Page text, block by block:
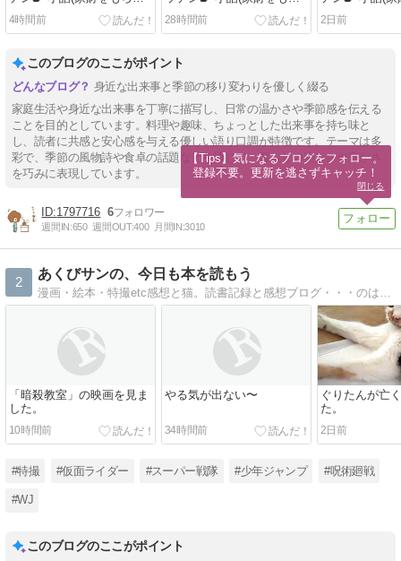
お！)
4時間前
お！)
28時間前
お！)
2日前
このブログのここがポイント
身近な出来事と季節の移り変わりを優しく綴る
家庭生活や身近な出来事を丁寧に描写し、日常の温かさや季節感を伝える
ことを目的としています。料理や趣味、ちょっとした出来事を持ち味と
し、読者に共感と安心感を与える優しい語り口調が特徴です。テーマは多
彩で、季節の風物詩や食卓の話題などを通じて、暮らしの楽しさや豊かさ
を巧みに表現しています。
1797716 6
週間IN:650 週間OUT:400 月間IN:3010
2
あくびサンの、今日も本を読もう
漫画・絵本・特撮etc感想と猫。読書記録と感想ブログ・・・のはずだったのに、気付けば最近猫ばっか。
「暗殺教室」の映画を見ま
した。
10時間前
やる気が出ない〜
34時間前
ぐりたんが亡
た。
2日前
#特撮 #仮面ライダー #スーパー戦隊 #少年ジャンプ #呪術廻戦
#WJ
このブログのここがポイント
【Tips】気になるブログをフォロー。
登録不要。更新を逃さずキャッチ！
閉じる